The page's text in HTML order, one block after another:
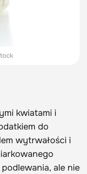
kwiatami i
do
wytrwałości i
ale nie